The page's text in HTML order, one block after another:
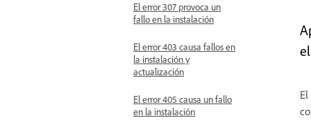
El error 307 provoca un
fallo en la instalación
El error 403 causa fallos en
la instalación y
actualización
El error 405 causa un fallo
en la instalación